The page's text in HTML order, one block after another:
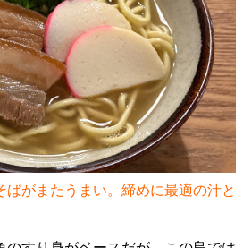
ばがまたうまい。締めに最適の汁と